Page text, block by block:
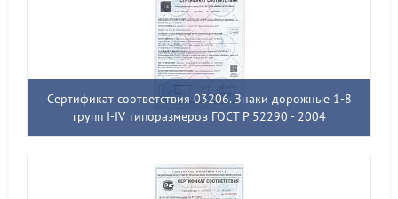
Сертификат соответствия 03206. Знаки дорожные 1-8
групп I-IV типоразмеров ГОСТ Р 52290 - 2004